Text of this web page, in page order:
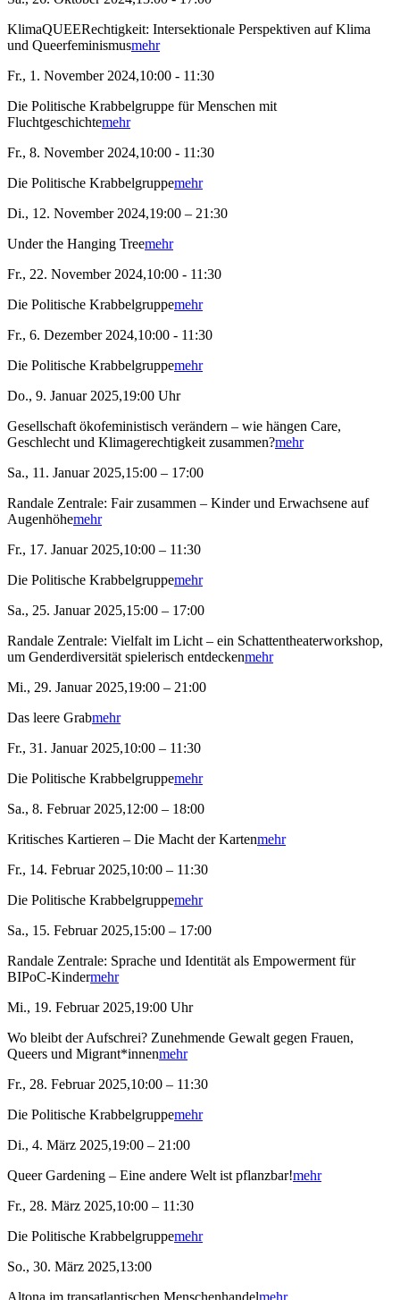
KlimaQUEERechtigkeit: Intersektionale Perspektiven auf Klima
und Queerfeminismusmehr
Fr., 1. November 2024,10:00 - 11:30
Die Politische Krabbelgruppe für Menschen mit
Fluchtgeschichtemehr
Fr., 8. November 2024,10:00 - 11:30
Die Politische Krabbelgruppemehr
Di., 12. November 2024,19:00 – 21:30
Under the Hanging Treemehr
Fr., 22. November 2024,10:00 - 11:30
Die Politische Krabbelgruppemehr
Fr., 6. Dezember 2024,10:00 - 11:30
Die Politische Krabbelgruppemehr
Do., 9. Januar 2025,19:00 Uhr
Gesellschaft ökofeministisch verändern – wie hängen Care,
Geschlecht und Klimagerechtigkeit zusammen?mehr
Sa., 11. Januar 2025,15:00 – 17:00
Randale Zentrale: Fair zusammen – Kinder und Erwachsene auf
Augenhöhemehr
Fr., 17. Januar 2025,10:00 – 11:30
Die Politische Krabbelgruppemehr
Sa., 25. Januar 2025,15:00 – 17:00
Randale Zentrale: Vielfalt im Licht – ein Schattentheaterworkshop,
um Genderdiversität spielerisch entdeckenmehr
Mi., 29. Januar 2025,19:00 – 21:00
Das leere Grabmehr
Fr., 31. Januar 2025,10:00 – 11:30
Die Politische Krabbelgruppemehr
Sa., 8. Februar 2025,12:00 – 18:00
Kritisches Kartieren – Die Macht der Kartenmehr
Fr., 14. Februar 2025,10:00 – 11:30
Die Politische Krabbelgruppemehr
Sa., 15. Februar 2025,15:00 – 17:00
Randale Zentrale: Sprache und Identität als Empowerment für
BIPoC-Kindermehr
Mi., 19. Februar 2025,19:00 Uhr
Wo bleibt der Aufschrei? Zunehmende Gewalt gegen Frauen,
Queers und Migrant*innenmehr
Fr., 28. Februar 2025,10:00 – 11:30
Die Politische Krabbelgruppemehr
Di., 4. März 2025,19:00 – 21:00
Queer Gardening – Eine andere Welt ist pflanzbar!mehr
Fr., 28. März 2025,10:00 – 11:30
Die Politische Krabbelgruppemehr
So., 30. März 2025,13:00
Altona im transatlantischen Menschenhandelmehr